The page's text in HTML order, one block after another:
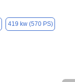
419 kw (570 PS)